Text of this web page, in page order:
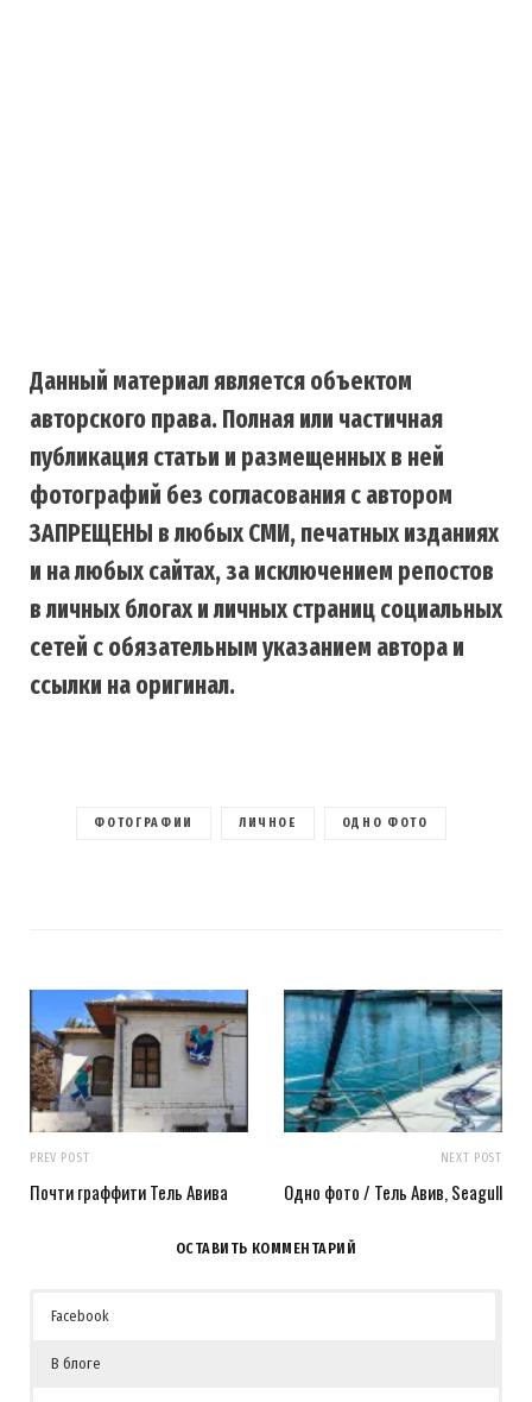
Данный материал является объектом
авторского права. Полная или частичная
публикация статьи и размещенных в ней
фотографий без согласования с автором
ЗАПРЕЩЕНЫ в любых СМИ, печатных изданиях
и на любых сайтах, за исключением репостов
в личных блогах и личных страниц социальных
сетей с обязательным указанием автора и
ссылки на оригинал.
ФОТОГРАФИИ ЛИЧНОЕ ОДНО ФОТО
PREV POST
Почти граффити Тель Авива
NEXT POST
Одно фото / Тель Авив, Seagull
ОСТАВИТЬ КОММЕНТАРИЙ
Facebook
В блоге